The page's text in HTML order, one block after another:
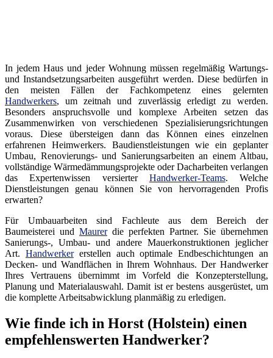
In jedem Haus und jeder Wohnung müssen regelmäßig Wartungs-
und Instandsetzungsarbeiten ausgeführt werden. Diese bedürfen in
den meisten Fällen der Fachkompetenz eines gelernten
Handwerkers, um zeitnah und zuverlässig erledigt zu werden.
Besonders anspruchsvolle und komplexe Arbeiten setzen das
Zusammenwirken von verschiedenen Spezialisierungsrichtungen
voraus. Diese übersteigen dann das Können eines einzelnen
erfahrenen Heimwerkers. Baudienstleistungen wie ein geplanter
Umbau, Renovierungs- und Sanierungsarbeiten an einem Altbau,
vollständige Wärmedämmungsprojekte oder Dacharbeiten verlangen
das Expertenwissen versierter Handwerker-Teams. Welche
Dienstleistungen genau können Sie von hervorragenden Profis
erwarten?
Für Umbauarbeiten sind Fachleute aus dem Bereich der
Baumeisterei und Maurerdie perfekten Partner. Sie übernehmen
Sanierungs-, Umbau- und andere Mauerkonstruktionen jeglicher
Art. Handwerkererstellen auch optimale Endbeschichtungen an
Decken- und Wandflächen in Ihrem Wohnhaus. Der Handwerker
Ihres Vertrauens übernimmt im Vorfeld die Konzepterstellung,
Planung und Materialauswahl. Damit ist er bestens ausgerüstet, um
die komplette Arbeitsabwicklung planmäßig zu erledigen.
Wie finde ich in Horst (Holstein) einen
empfehlenswerten Handwerker?